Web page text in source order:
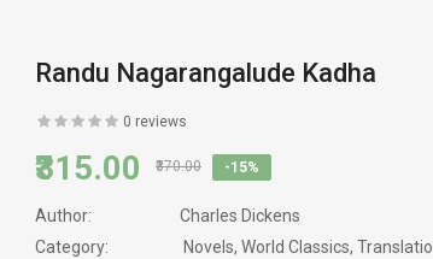
Randu Nagarangalude Kadha
0 reviews
₹315.00 ₹370.00 -15%
Author:
Charles Dickens
Category:
Novels, World Classics,